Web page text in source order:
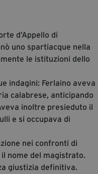
d’Appello di
uno spartiacque nella
le istituzioni dello
indagini: Ferlaino aveva
calabrese, anticipando
inoltre presieduto il
e si occupava di
nei confronti di
nome del magistrato.
giustizia definitiva.